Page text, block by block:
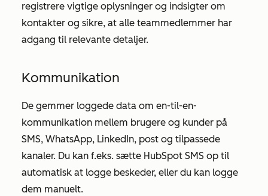
registrere vigtige oplysninger og indsigter om
kontakter og sikre, at alle teammedlemmer har
adgang til relevante detaljer.
Kommunikation
De gemmer loggede data om en-til-en-
kommunikation mellem brugere og kunder på
SMS, WhatsApp, LinkedIn, post og tilpassede
kanaler. Du kan f.eks. sætte HubSpot SMS op til
automatisk at logge beskeder, eller du kan logge
dem manuelt.